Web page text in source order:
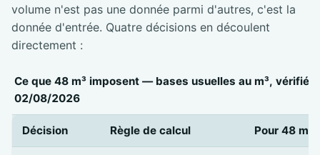
volume n'est pas une donnée parmi d'autres, c'est la
donnée d'entrée. Quatre décisions en découlent
directement :
Ce que 48 m³ imposent — bases usuelles au m³,
02/08/2026
Décision Règle de calcul Pour 48 m³